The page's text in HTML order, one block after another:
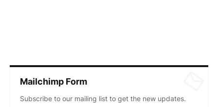
Mailchimp Form
Subscribe to our mailing list to get the new updates.